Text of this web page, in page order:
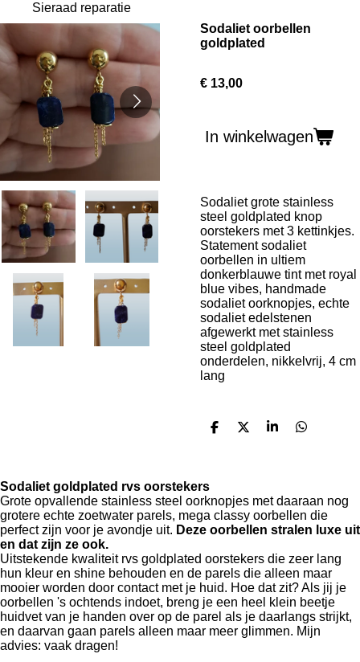
Sieraad reparatie
Sodaliet oorbellen
goldplated
€ 13,00
In winkelwagen
Sodaliet grote stainless
steel goldplated knop
oorstekers met 3 kettinkjes.
Statement sodaliet
oorbellen in ultiem
donkerblauwe tint met royal
blue vibes, handmade
sodaliet oorknopjes, echte
sodaliet edelstenen
afgewerkt met stainless
steel goldplated
onderdelen, nikkelvrij, 4 cm
lang
D
D
S
D
Sodaliet goldplated rvs oorstekers
Grote opvallende stainless steel oorknopjes met daaraan nog
grotere echte zoetwater parels, mega classy oorbellen die
perfect zijn voor je avondje uit. Deze oorbellen stralen luxe uit
en dat zijn ze ook.
Uitstekende kwaliteit rvs goldplated oorstekers die zeer lang
hun kleur en shine behouden en de parels die alleen maar
mooier worden door contact met je huid. Hoe dat zit? Als jij je
oorbellen 's ochtends indoet, breng je een heel klein beetje
huidvet van je handen over op de parel als je daarlangs strijkt,
en daarvan gaan parels alleen maar meer glimmen. Mijn
advies: vaak dragen!